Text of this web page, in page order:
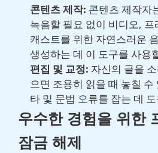
콘텐츠 제작: 콘텐츠 제작자
녹음할 필요 없이 비디오,
캐스트를 위한 자연스러운
생성하는 데 이 도구를 사용
편집 및 교정: 자신의 글을
으면 조용히 읽을 때 놓칠
타 및 문법 오류를 잡는 데
우수한 경험을 위한
잠금 해제